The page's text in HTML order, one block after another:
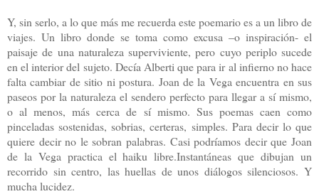
Y, sin serlo, a lo que más me recuerda este poemario es a un libro de
viajes. Un libro donde se toma como excusa –o inspiración- el
paisaje de una naturaleza superviviente, pero cuyo periplo sucede
en el interior del sujeto. Decía Alberti que para ir al infierno no hace
falta cambiar de sitio ni postura. Joan de la Vega encuentra en sus
paseos por la naturaleza el sendero perfecto para llegar a sí mismo,
o al menos, más cerca de sí mismo. Sus poemas caen como
pinceladas sostenidas, sobrias, certeras, simples. Para decir lo que
quiere decir no le sobran palabras. Casi podríamos decir que Joan
de la Vega practica el haiku libre.Instantáneas que dibujan un
recorrido sin centro, las huellas de unos diálogos silenciosos. Y
mucha lucidez.